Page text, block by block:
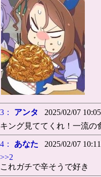
3： アンタ 2025/02/07
キング見ててくれ！一流の
4： あなた 2025/02/07
>>2
これガチで辛そうで好き